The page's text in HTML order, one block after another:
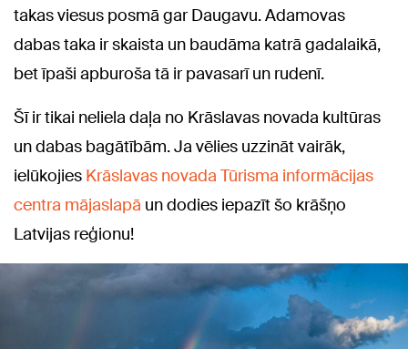
takas viesus posmā gar Daugavu. Adamovas
dabas taka ir skaista un baudāma katrā gadalaikā,
bet īpaši apburoša tā ir pavasarī un rudenī.
Šī ir tikai neliela daļa no Krāslavas novada kultūras
un dabas bagātībām. Ja vēlies uzzināt vairāk,
ielūkojies Krāslavas novada Tūrisma informācijas
centra mājaslapā un dodies iepazīt šo krāšņo
Latvijas reģionu!